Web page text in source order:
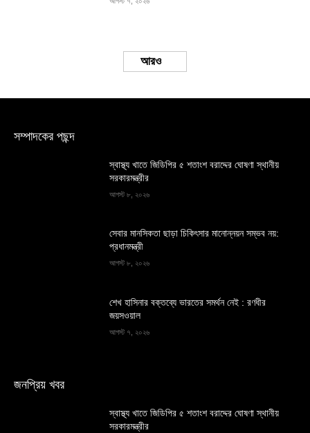
Load more
সম্পাদকের পছন্দ
স্বাস্থ্য খাতে জিডিপির ৫ শতাংশ বরাদ্দের ঘোষণা স্থানীয়
সরকারমন্ত্রীর
আগস্ট ৮, ২০২৬
সেবার মানসিকতা ছাড়া চিকিৎসার মানোন্নয়ন সম্ভব নয়:
প্রধানমন্ত্রী
আগস্ট ৮, ২০২৬
শেখ হাসিনার বক্তব্যে ভারতের সমর্থন নেই : রণধীর
জয়সওয়াল
আগস্ট ৭, ২০২৬
জনপ্রিয় খবর
স্বাস্থ্য খাতে জিডিপির ৫ শতাংশ বরাদ্দের ঘোষণা স্থানীয়
সরকারমন্ত্রীর